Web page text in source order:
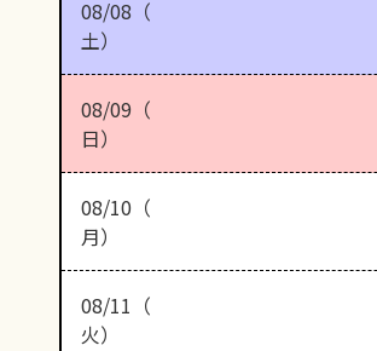
08/08（
土）
08/09（
日）
08/10（
月）
08/11（
火）